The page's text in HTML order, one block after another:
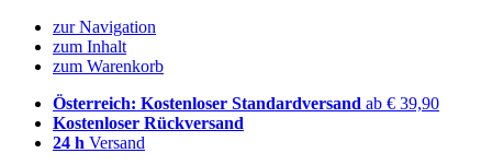
zur Navigation
zum Inhalt
zum Warenkorb
Österreich: Kostenloser Standardversand ab € 39,90
Kostenloser Rückversand
24 h Versand